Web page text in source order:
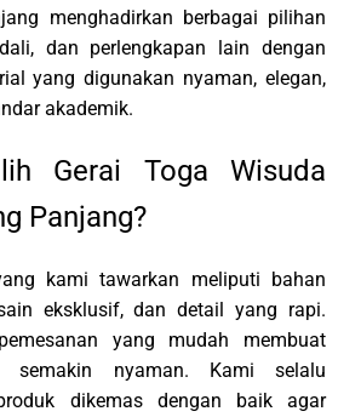
menghadirkan berbagai pilihan
dan perlengkapan lain dengan
yang digunakan nyaman, elegan,
akademik.
Gerai Toga Wisuda
Panjang?
kami tawarkan meliputi bahan
eksklusif, dan detail yang rapi.
yang mudah membuat
semakin nyaman. Kami selalu
dikemas dengan baik agar